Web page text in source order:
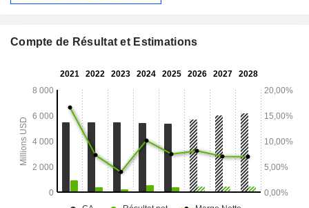
Compte de Résultat et Estimations